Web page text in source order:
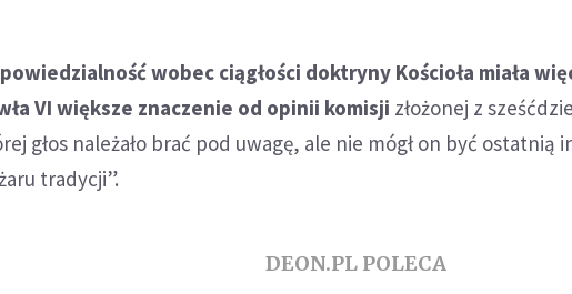
wobec ciągłości doktryny Kościoła miała
VI większe znaczenie od opinii komisji złożonej z
głos należało brać pod uwagę, ale nie mógł on być ostatnią
tradycji”.
DEON.PL POLECA